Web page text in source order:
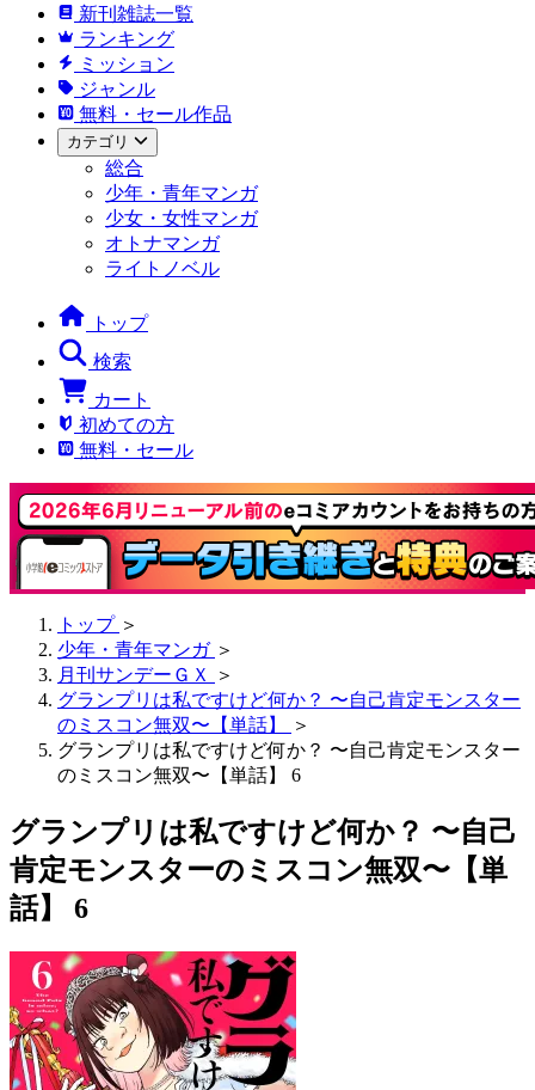
新刊雑誌一覧
ランキング
ミッション
ジャンル
無料・セール作品
カテゴリ
総合
少年・青年マンガ
少女・女性マンガ
オトナマンガ
ライトノベル
トップ
検索
カート
初めての方
無料・セール
トップ ＞
少年・青年マンガ ＞
月刊サンデーＧＸ
＞
グランプリは私ですけど何か？ 〜自己肯定モンスター
のミスコン無双〜【単話】
＞
グランプリは私ですけど何か？ 〜自己肯定モンスター
のミスコン無双〜【単話】 6
グランプリは私ですけど何か？ 〜自己
肯定モンスターのミスコン無双〜【単
話】 6